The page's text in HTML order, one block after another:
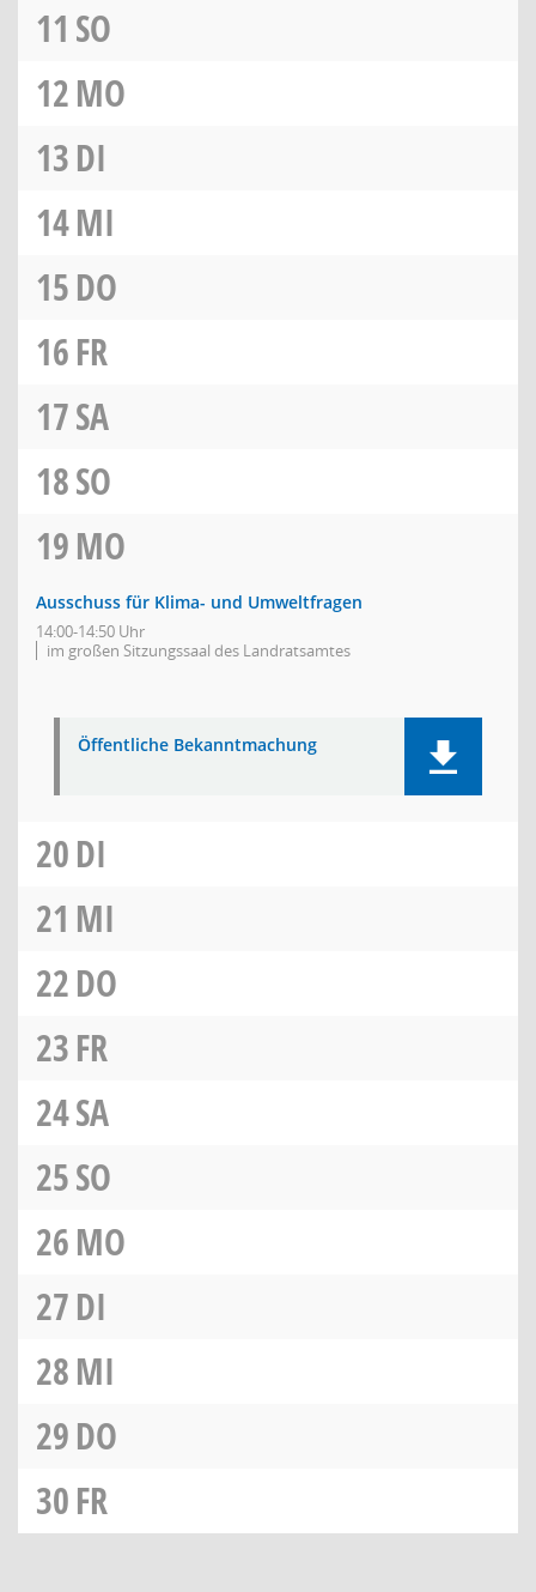
11 SO
12MO
13DI
14MI
15DO
16FR
17SA
18SO
19MO
Ausschuss für Klima- und Umweltfragen
14:00-14:50 Uhr
im großen Sitzungssaal des Landratsamtes
Öffentliche Bekanntmachung
20DI
21 MI
22DO
23FR
24SA
25SO
26MO
27DI
28MI
29DO
30FR